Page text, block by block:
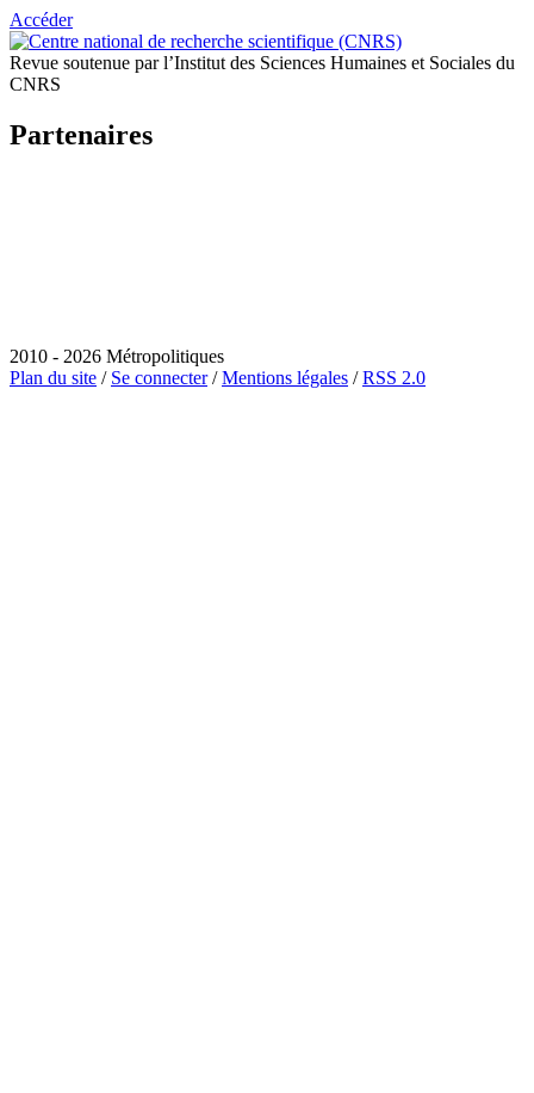
Accéder
Revue soutenue par l’Institut des Sciences Humaines et Sociales du
CNRS
Partenaires
2010 - 2026 Métropolitiques
Plan du site / Se connecter/Mentions légales /RSS 2.0